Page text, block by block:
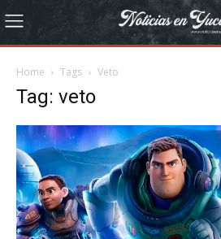
Home Tags Veto
Tag: veto